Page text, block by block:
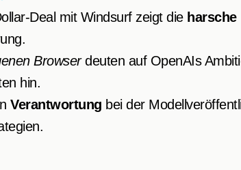
Deal mit Windsurf zeigt die
Browserdeuten auf OpenAIs
hin.
Verantwortung bei der